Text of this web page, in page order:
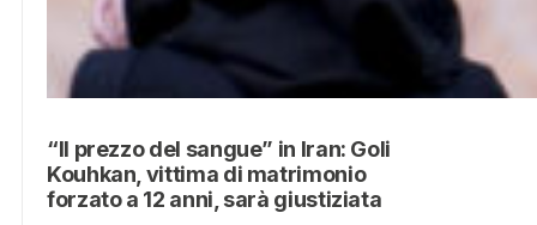
“Il prezzo del sangue” in Iran: Goli
Kouhkan, vittima di matrimonio
forzato a 12 anni, sarà giustiziata